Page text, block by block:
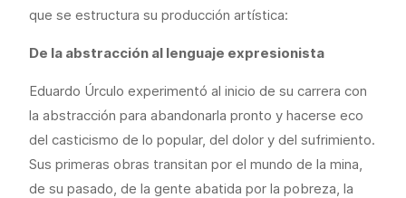
que se estructura su producción artística:
De la abstracción al lenguaje expresionista
Eduardo Úrculo experimentó al inicio de su carrera con
la abstracción para abandonarla pronto y hacerse eco
del casticismo de lo popular, del dolor y del sufrimiento.
Sus primeras obras transitan por el mundo de la mina,
de su pasado, de la gente abatida por la pobreza, la